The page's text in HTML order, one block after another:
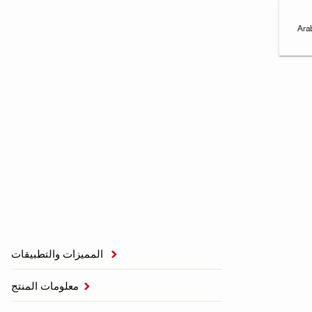

معلومات المنتج 